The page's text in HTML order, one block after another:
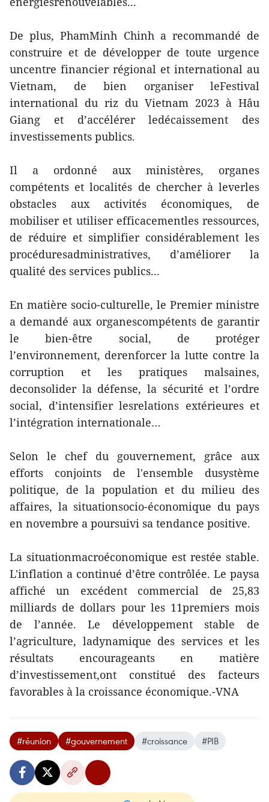
De plus, PhamMinh Chinh a recommandé de
construire et de développer de toute urgence
uncentre financier régional et international au
Vietnam, de bien organiser leFestival
international du riz du Vietnam 2023 à Hâu
Giang et d’accélérer ledécaissement des
investissements publics.
Il a ordonné aux ministères, organes
compétents et localités de chercher à leverles
obstacles aux activités économiques, de
mobiliser et utiliser efficacementles ressources,
de réduire et simplifier considérablement les
procéduresadministratives, d’améliorer la
qualité des services publics...
En matière socio-culturelle, le Premier ministre
a demandé aux organescompétents de garantir
le bien-être social, de protéger
l’environnement, derenforcer la lutte contre la
corruption et les pratiques malsaines,
deconsolider la défense, la sécurité et l’ordre
social, d’intensifier lesrelations extérieures et
l’intégration internationale…
Selon le chef du gouvernement, grâce aux
efforts conjoints de l'ensemble dusystème
politique, de la population et du milieu des
affaires, la situationsocio-économique du pays
en novembre a poursuivi sa tendance positive.
La situationmacroéconomique est restée stable.
L'inflation a continué d’être contrôlée. Le paysa
affiché un excédent commercial de 25,83
milliards de dollars pour les 11premiers mois
de l’année. Le développement stable de
l’agriculture, ladynamique des services et les
résultats encourageants en matière
d’investissement,ont constitué des facteurs
favorables à la croissance économique.-VNA
#réunion #gouvernement #croissance #PIB